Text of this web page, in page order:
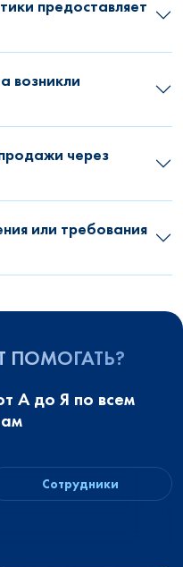
предоставляет
возникли
через
или требования
ПОМОГАТЬ?
А до Я по всем
Сотрудники